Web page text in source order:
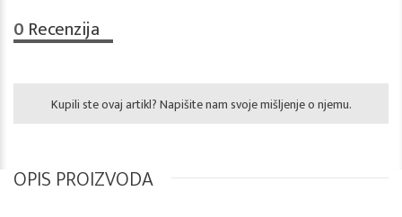
0 Recenzija
Kupili ste ovaj artikl? Napišite nam svoje mišljenje o njemu.
OPIS PROIZVODA